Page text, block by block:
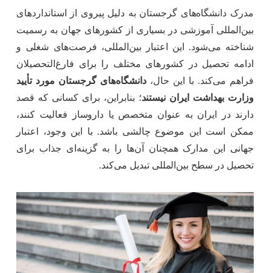
مدرک دانشگاه‌های گرجستان به دلیل پیروی از استانداردهای
بین‌المللی آموزشی در بسیاری از کشورهای جهان به رسمیت
شناخته می‌شود. این اعتبار بین‌المللی، فرصت‌های شغلی و
ادامه تحصیل در کشورهای مختلف را برای فارغ‌التحصیلان
فراهم می‌کند. با این حال،دانشگاه‌های گرجستان مورد تأیید
وزارت بهداشت ایران نیستند؛ بنابراین، برای کسانی که قصد
دارند در ایران به عنوان متخصص یا داروساز فعالیت کنند،
ممکن است این موضوع چالشی باشد. با این وجود، اعتبار
جهانی این مدارک همچنان آن‌ها را به گزینه‌ای جذاب برای
تحصیل در سطح بین‌المللی تبدیل می‌کند.